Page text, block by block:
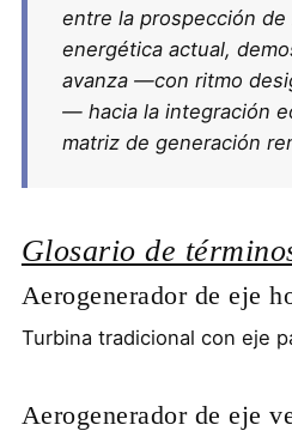
entre la prospección
energética actual,
avanza —con ritmo
— hacia la integración
matriz de generación
Glosario de
Aerogenerador de eje
Turbina tradicional con eje
Aerogenerador de eje